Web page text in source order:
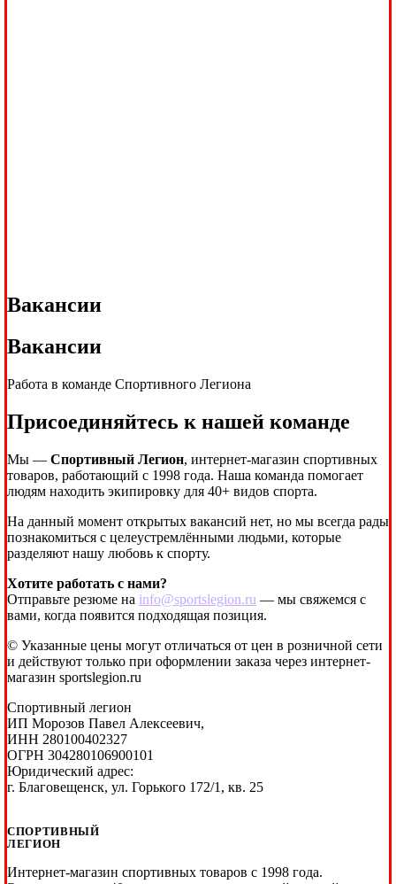
Вакансии
Вакансии
Работа в команде Спортивного Легиона
Присоединяйтесь к нашей команде
Мы — Спортивный Легион, интернет-магазин спортивных
товаров, работающий с 1998 года. Наша команда помогает
людям находить экипировку для 40+ видов спорта.
На данный момент открытых вакансий нет, но мы всегда рады
познакомиться с целеустремлёнными людьми, которые
разделяют нашу любовь к спорту.
Хотите работать с нами?
Отправьте резюме на info@sportslegion.ru — мы свяжемся с
вами, когда появится подходящая позиция.
© Указанные цены могут отличаться от цен в розничной сети
и действуют только при оформлении заказа через интернет-
магазин sportslegion.ru
Спортивный легион
ИП Морозов Павел Алексеевич,
ИНН 280100402327
ОГРН 304280106900101
Юридический адрес:
г. Благовещенск, ул. Горького 172/1, кв. 25
СПОРТИВНЫЙ
ЛЕГИОН
Интернет-магазин спортивных товаров с 1998 года.